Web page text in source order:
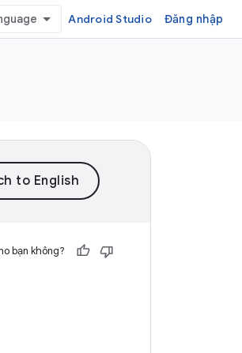
Android Studio Đăng nhập
bạn không?